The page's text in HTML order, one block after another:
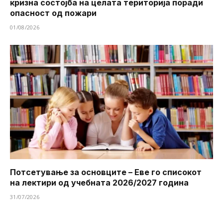
кризна состојба на целата територија поради
опасност од пожари
01/08/2026
Потсетување за основците – Еве го списокот
на лектири од учебната 2026/2027 година
31/07/2026